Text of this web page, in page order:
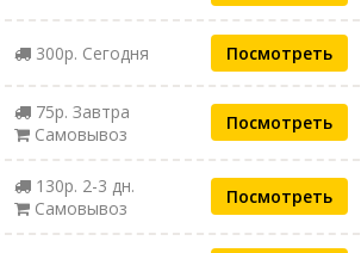
300р. Сегодня Посмотреть
75р. Завтра
Самовывоз
Посмотреть
130р. 2-3 дн.
Самовывоз
Посмотреть